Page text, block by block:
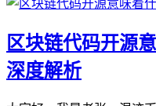
区块链代码开源
深度解析